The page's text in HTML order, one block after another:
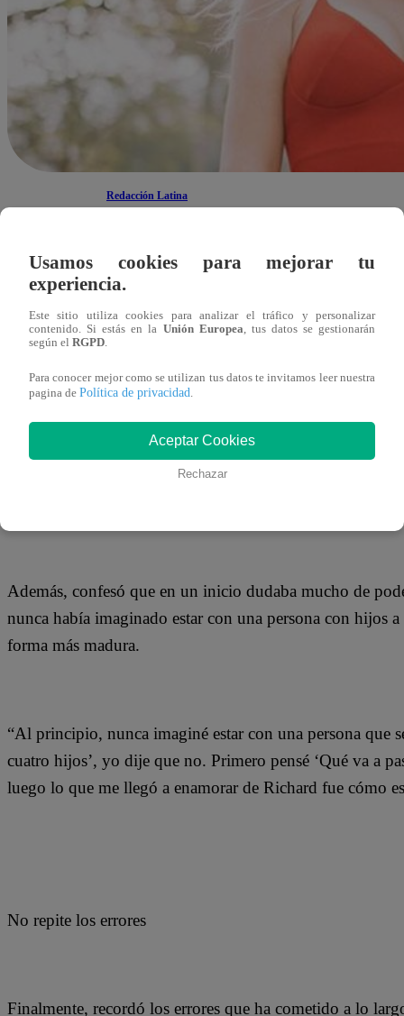
Redacción Latina
La bella Brunella Horna y Richard Acuña cumplieron
intentaron negar que existiera algo entre ellos pero,
“De verdad, ya analizando, yo pienso que lo que nos
coyuntura, toda la prensa, que ya nos comenzaron a
Además, confesó que en un inicio dudaba mucho de
nunca había imaginado estar con una persona con hijos
forma más madura.
“Al principio, nunca imaginé estar con una persona que
cuatro hijos’, yo dije que no. Primero pensé ‘Qué va a
luego lo que me llegó a enamorar de Richard fue cómo
No repite los errores
Finalmente, recordó los errores que ha cometido a lo
Usamos cookies para mejorar tu
experiencia.
Este sitio utiliza cookies para analizar el tráfico y personalizar
contenido. Si estás en la Unión Europea, tus datos se gestionarán
según el RGPD.
Para conocer mejor como se utilizan tus datos te invitamos leer nuestra
pagina de Política de privacidad.
Aceptar Cookies
Rechazar